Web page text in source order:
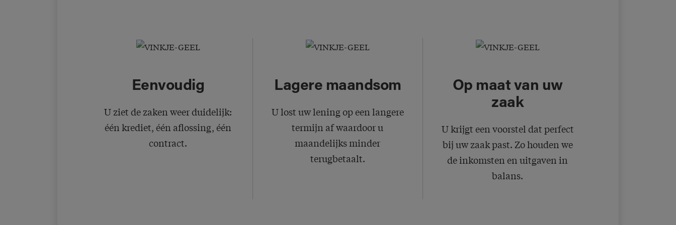
Eenvoudig
U ziet de zaken weer duidelijk:
één krediet, één aflossing, één
contract.
Lagere maandsom
U lost uw lening op een langere
termijn af waardoor u
maandelijks minder
terugbetaalt.
Op maat van uw
zaak
U krijgt een voorstel dat perfect
bij uw zaak past. Zo houden we
de inkomsten en uitgaven in
balans.